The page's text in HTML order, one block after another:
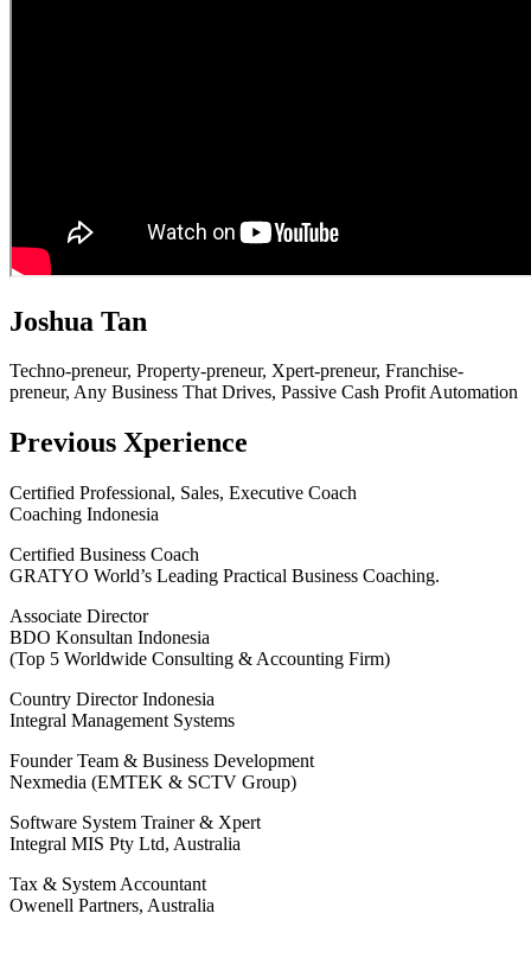
Joshua Tan
Techno-preneur, Property-preneur, Xpert-preneur, Franchise-
preneur, Any Business That Drives, Passive Cash Profit Automation
Previous Xperience
Certified Professional, Sales, Executive Coach
Coaching Indonesia
Certified Business Coach
GRATYO World’s Leading Practical Business Coaching.
Associate Director
BDO Konsultan Indonesia
(Top 5 Worldwide Consulting & Accounting Firm)
Country Director Indonesia
Integral Management Systems
Founder Team & Business Development
Nexmedia (EMTEK & SCTV Group)
Software System Trainer & Xpert
Integral MIS Pty Ltd, Australia
Tax & System Accountant
Owenell Partners, Australia